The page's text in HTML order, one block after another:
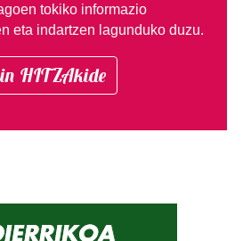
tokiko informazio
eta indartzen lagunduko duzu.
HITZAkide